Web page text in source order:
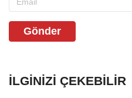
Gönder
İLGINIZI ÇEKEBILIR